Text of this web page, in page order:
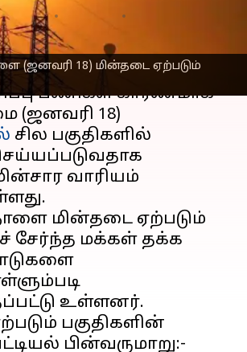
(ஜனவரி 18) மின்தடை ஏற்படும்
பணிகள் காரணமாக
(ஜனவரி 18)
சில பகுதிகளில்
வாரியம்
மின்தடை ஏற்படும்
சேர்ந்த மக்கள் தக்க
உள்ளனர்.
பகுதிகளின்